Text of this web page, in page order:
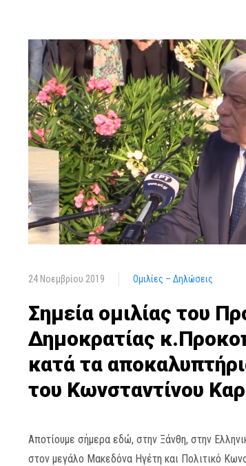
24 Νοεμβρίου 2019 Ομιλίες – Δηλώσεις
Σημεία ομιλίας του
Δημοκρατίας
κατά τα
του Κωνσταντίνου
Αποτίουμε σήμερα εδώ, στην Ξάνθη, στην
στον μεγάλο Μακεδόνα Ηγέτη και Πολιτικό